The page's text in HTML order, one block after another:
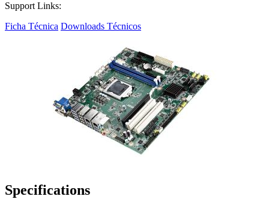
Support Links:
Ficha Técnica Downloads Técnicos
Specifications